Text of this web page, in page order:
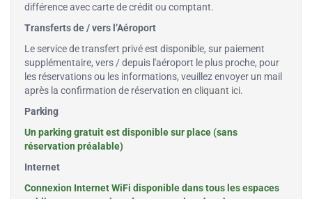
différence avec carte de crédit ou comptant.
Transferts de / vers l’Aéroport
Le service de transfert privé est disponible, sur paiement
supplémentaire, vers / depuis l'aéroport le plus proche, pour
les réservations ou les informations, veuillez envoyer un mail
après la confirmation de réservation en cliquant ici.
Parking
Un parking gratuit est disponible sur place (sans
réservation préalable)
Internet
Connexion Internet WiFi disponible dans tous les espaces